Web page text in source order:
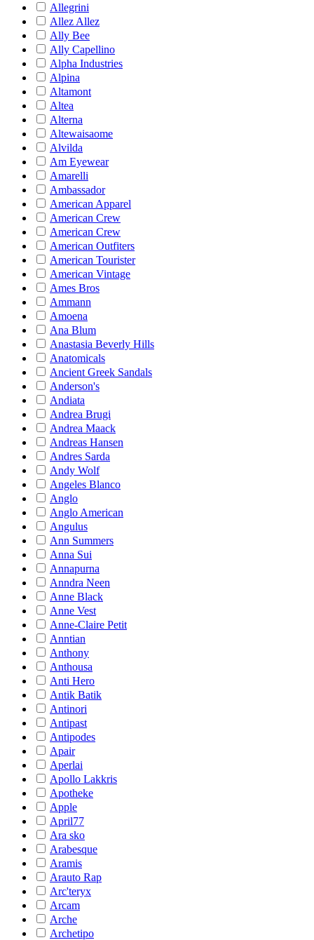
Allegrini
Allez Allez
Ally Bee
Ally Capellino
Alpha Industries
Alpina
Altamont
Altea
Alterna
Altewaisaome
Alvilda
Am Eyewear
Amarelli
Ambassador
American Apparel
American Crew
American Crew
American Outfiters
American Tourister
American Vintage
Ames Bros
Ammann
Amoena
Ana Blum
Anastasia Beverly Hills
Anatomicals
Ancient Greek Sandals
Anderson's
Andiata
Andrea Brugi
Andrea Maack
Andreas Hansen
Andres Sarda
Andy Wolf
Angeles Blanco
Anglo
Anglo American
Angulus
Ann Summers
Anna Sui
Annapurna
Anndra Neen
Anne Black
Anne Vest
Anne-Claire Petit
Anntian
Anthony
Anthousa
Anti Hero
Antik Batik
Antinori
Antipast
Antipodes
Apair
Aperlai
Apollo Lakkris
Apotheke
Apple
April77
Ara sko
Arabesque
Aramis
Arauto Rap
Arc'teryx
Arcam
Arche
Archetipo